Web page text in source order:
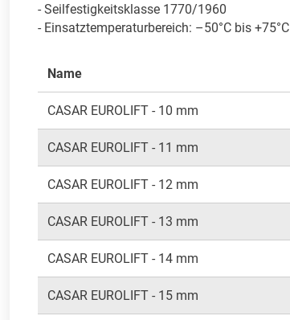
- Seilfestigkeitsklasse 1770/1960
- Einsatztemperaturbereich: –50°C bis +75°C
Name
CASAR EUROLIFT - 10 mm
CASAR EUROLIFT - 11 mm
CASAR EUROLIFT - 12 mm
CASAR EUROLIFT - 13 mm
CASAR EUROLIFT - 14 mm
CASAR EUROLIFT - 15 mm